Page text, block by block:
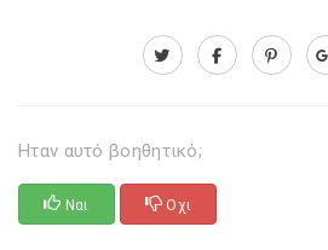
Ηταν αυτό βοηθητικό;
Ναι Οχι